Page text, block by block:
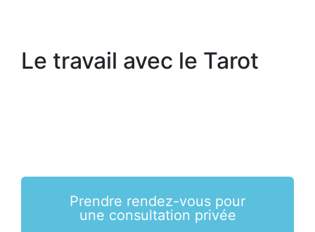
Le travail avec le Tarot
Prendre rendez-vous pour
une consultation privée